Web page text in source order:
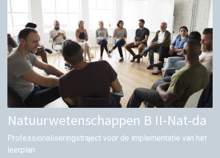
Natuurwetenschappen B II-Nat-da
Professionaliseringstraject voor de implementatie van het
leerplan